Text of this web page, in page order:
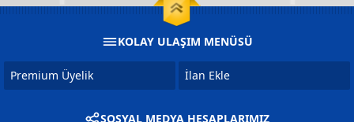
KOLAY ULAŞIM MENÜSÜ
Premium Üyelik İlan Ekle
SOSYAL MEDYA HESAPLARIMIZ